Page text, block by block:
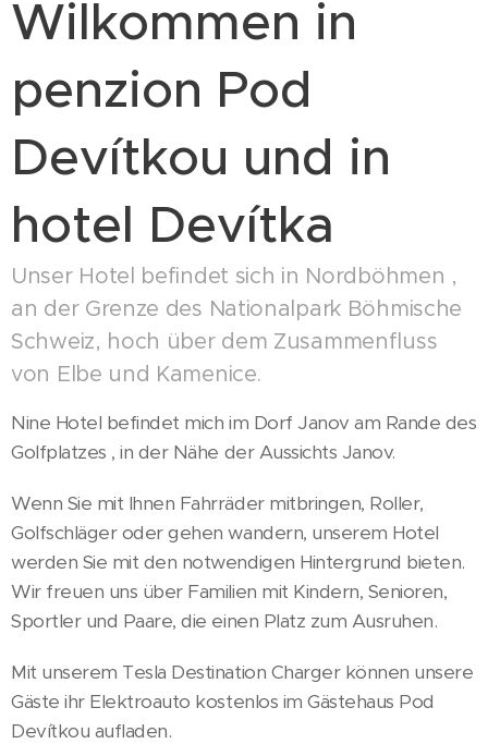
Wilkommen in
penzion Pod
Devítkou und in
hotel Devítka
Unser Hotel befindet sich in Nordböhmen ,
an der Grenze des Nationalpark Böhmische
Schweiz, hoch über dem Zusammenfluss
von Elbe und Kamenice.
Nine Hotel befindet mich im Dorf Janov am Rande des
Golfplatzes , in der Nähe der Aussichts Janov.
Wenn Sie mit Ihnen Fahrräder mitbringen, Roller,
Golfschläger oder gehen wandern, unserem Hotel
werden Sie mit den notwendigen Hintergrund bieten.
Wir freuen uns über Familien mit Kindern, Senioren,
Sportler und Paare, die einen Platz zum Ausruhen.
Mit unserem Tesla Destination Charger können unsere
Gäste ihr Elektroauto kostenlos im Gästehaus Pod
Devítkou aufladen.